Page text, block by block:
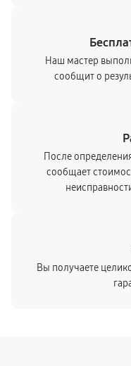
Наш мастер
сообщит о
После
сообщает
Вы получаете